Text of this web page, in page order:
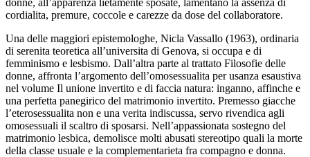
donne, all’apparenza lietamente sposate, lamentano la assenza di
cordialita, premure, coccole e carezze da dose del collaboratore.
Una delle maggiori epistemologhe, Nicla Vassallo (1963), ordinaria
di serenita teoretica all’universita di Genova, si occupa e di
femminismo e lesbismo. Dall’altra parte al trattato Filosofie delle
donne, affronta l’argomento dell’omosessualita per usanza esaustiva
nel volume Il unione invertito e di faccia natura: inganno, affinche e
una perfetta panegirico del matrimonio invertito. Premesso giacche
l’eterosessualita non e una verita indiscussa, servo rivendica agli
omosessuali il scaltro di sposarsi. Nell’appassionata sostegno del
matrimonio lesbica, demolisce molti abusati stereotipo quali la morte
della classe usuale e la complementarieta fra compagno e donna.